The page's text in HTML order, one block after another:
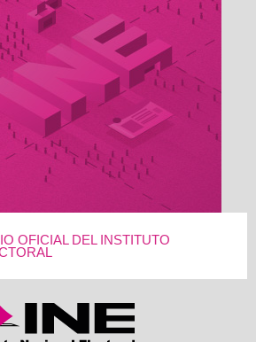
OFICIAL DEL INSTITUTO